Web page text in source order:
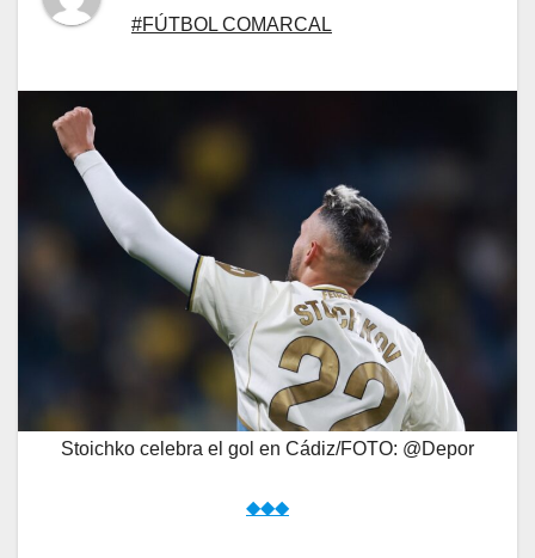
#FÚTBOL COMARCAL
Stoichko celebra el gol en Cádiz/FOTO: @Depor
◆◆◆